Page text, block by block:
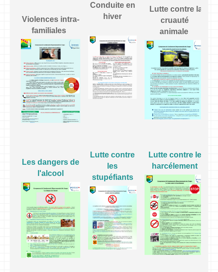
Violences intra-
familiales
Conduite en
hiver
Lutte contre la
cruauté
animale
Les dangers de
l'alcool
Lutte contre
les
stupéfiants
Lutte contre le
harcélement